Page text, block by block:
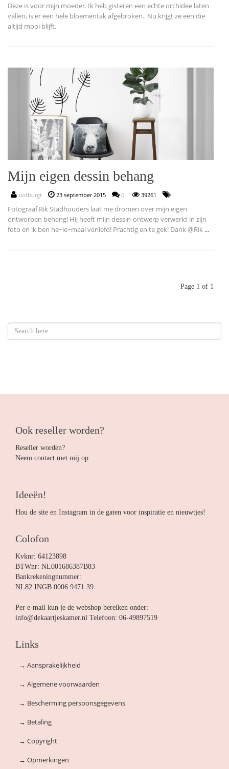
Deze is voor mijn moeder. Ik heb gisteren een echte orchidee laten
vallen, is er een hele bloementak afgebroken.. Nu krijgt ze een die
altijd mooi blijft.
Mijn eigen dessin behang
svdburgt 23 september 2015 0 39261
Fotograaf Rik Stadhouders laat me dromen over mijn eigen
ontworpen behang! Hij heeft mijn dessin-ontwerp verwerkt in zijn
foto en ik ben he~le~maal verliefd! Prachtig en te gek! Dank @Rik ...
Page 1 of 1
Ook reseller worden?
Reseller worden?
Neem contact met mij op.
Ideeën!
Hou de site en Instagram in de gaten voor inspiratie en nieuwtjes!
Colofon
Kvknr: 64123898
BTWnr: NL001686387B83
Bankrekeningnummer:
NL82 INGB 0006 9471 39
Per e-mail kun je de webshop bereiken onder:
info@dekaartjeskamer.nl Telefoon: 06-49897519
Links
→ Aansprakelijkheid
→ Algemene voorwaarden
→ Bescherming persoonsgegevens
→ Betaling
→ Copyright
→ Opmerkingen